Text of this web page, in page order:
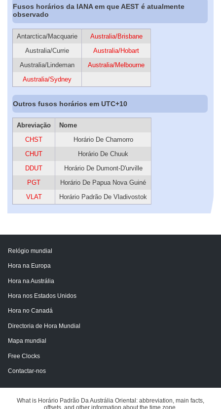
Fusos horários da IANA em que AEST é atualmente
observado
Antarctica/Macquarie
Australia/Brisbane
Australia/Currie
Australia/Hobart
Australia/Lindeman
Australia/Melbourne
Australia/Sydney
Outros fusos horários em UTC+10
Abreviação
Nome
CHST
Horário De Chamorro
CHUT
Horário De Chuuk
DDUT
Horário De Dumont-D'urville
PGT
Horário De Papua Nova Guiné
VLAT
Horário Padrão De Vladivostok
Relógio mundial
Hora na Europa
Hora na Austrália
Hora nos Estados Unidos
Hora no Canadá
Directoria de Hora Mundial
Mapa mundial
Free Clocks
Contactar-nos
What is Horário Padrão Da Austrália Oriental: abbreviation, main facts,